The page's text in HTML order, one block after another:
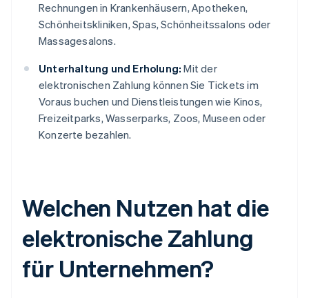
Rechnungen in Krankenhäusern, Apotheken,
Schönheitskliniken, Spas, Schönheitssalons oder
Massagesalons.
Unterhaltung und Erholung: Mit der
elektronischen Zahlung können Sie Tickets im
Voraus buchen und Dienstleistungen wie Kinos,
Freizeitparks, Wasserparks, Zoos, Museen oder
Konzerte bezahlen.
Welchen Nutzen hat die
elektronische Zahlung
für Unternehmen?